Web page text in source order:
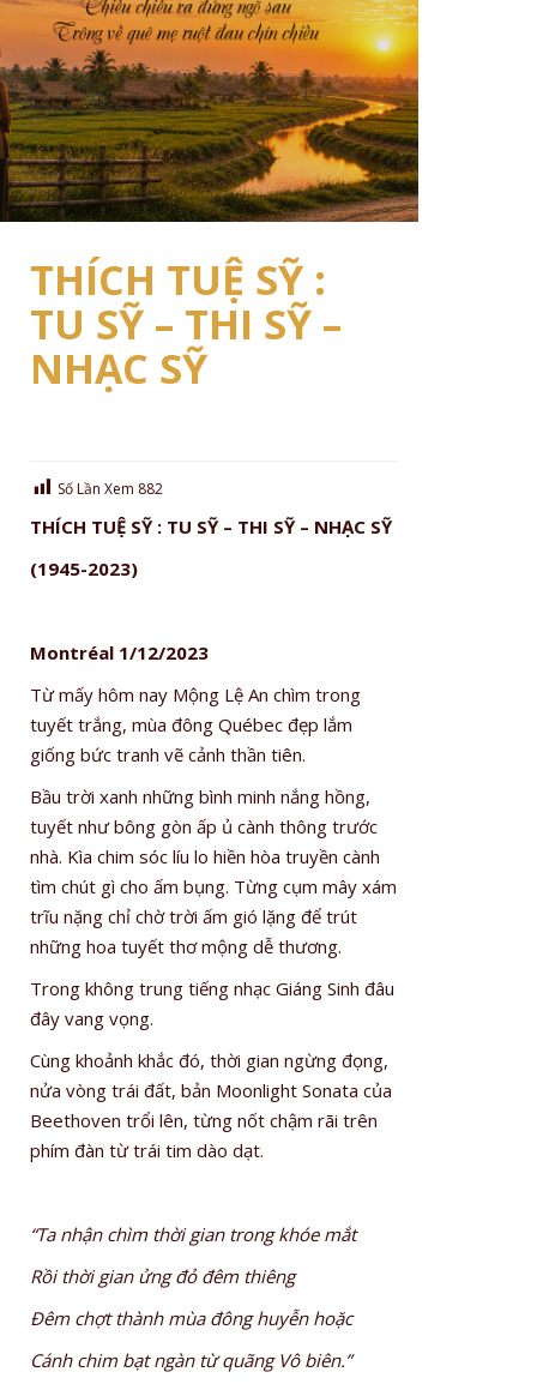
THÍCH TUỆ SỸ :
TU SỸ – THI SỸ –
NHẠC SỸ
Số Lần Xem 882
THÍCH TUỆ SỸ : TU SỸ – THI SỸ – NHẠC SỸ
(1945-2023)
Montréal 1/12/2023
Từ mấy hôm nay Mộng Lệ An chìm trong
tuyết trắng, mùa đông Québec đẹp lắm
giống bức tranh vẽ cảnh thần tiên.
Bầu trời xanh những bình minh nắng hồng,
tuyết như bông gòn ấp ủ cành thông trước
nhà. Kìa chim sóc líu lo hiền hòa truyền cành
tìm chút gì cho ấm bụng. Từng cụm mây xám
trĩu nặng chỉ chờ trời ấm gió lặng để trút
những hoa tuyết thơ mộng dễ thương.
Trong không trung tiếng nhạc Giáng Sinh đâu
đây vang vọng.
Cùng khoảnh khắc đó, thời gian ngừng đọng,
nửa vòng trái đất, bản Moonlight Sonata của
Beethoven trổi lên, từng nốt chậm rãi trên
phím đàn từ trái tim dào dạt.
“Ta nhận chìm thời gian trong khóe mắt
Rồi thời gian ửng đỏ đêm thiêng
Đêm chợt thành mùa đông huyễn hoặc
Cánh chim bạt ngàn từ quãng Vô biên.”